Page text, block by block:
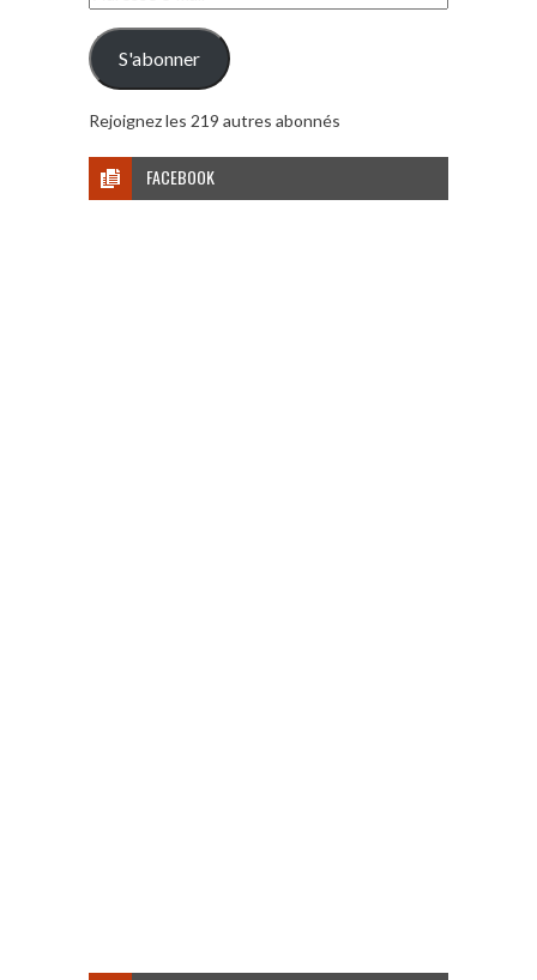
e-
mail
S'abonner
Rejoignez les 219 autres abonnés
FACEBOOK